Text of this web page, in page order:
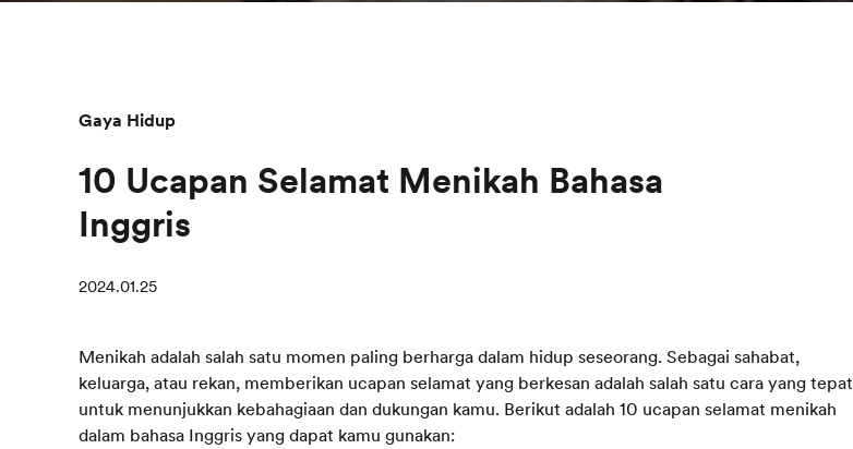
Gaya Hidup
10 Ucapan Selamat Menikah Bahasa
Inggris
2024.01.25
Menikah adalah salah satu momen paling berharga dalam hidup seseorang. Sebagai sahabat,
keluarga, atau rekan, memberikan ucapan selamat yang berkesan adalah salah satu cara yang tepat
untuk menunjukkan kebahagiaan dan dukungan kamu. Berikut adalah 10 ucapan selamat menikah
dalam bahasa Inggris yang dapat kamu gunakan: